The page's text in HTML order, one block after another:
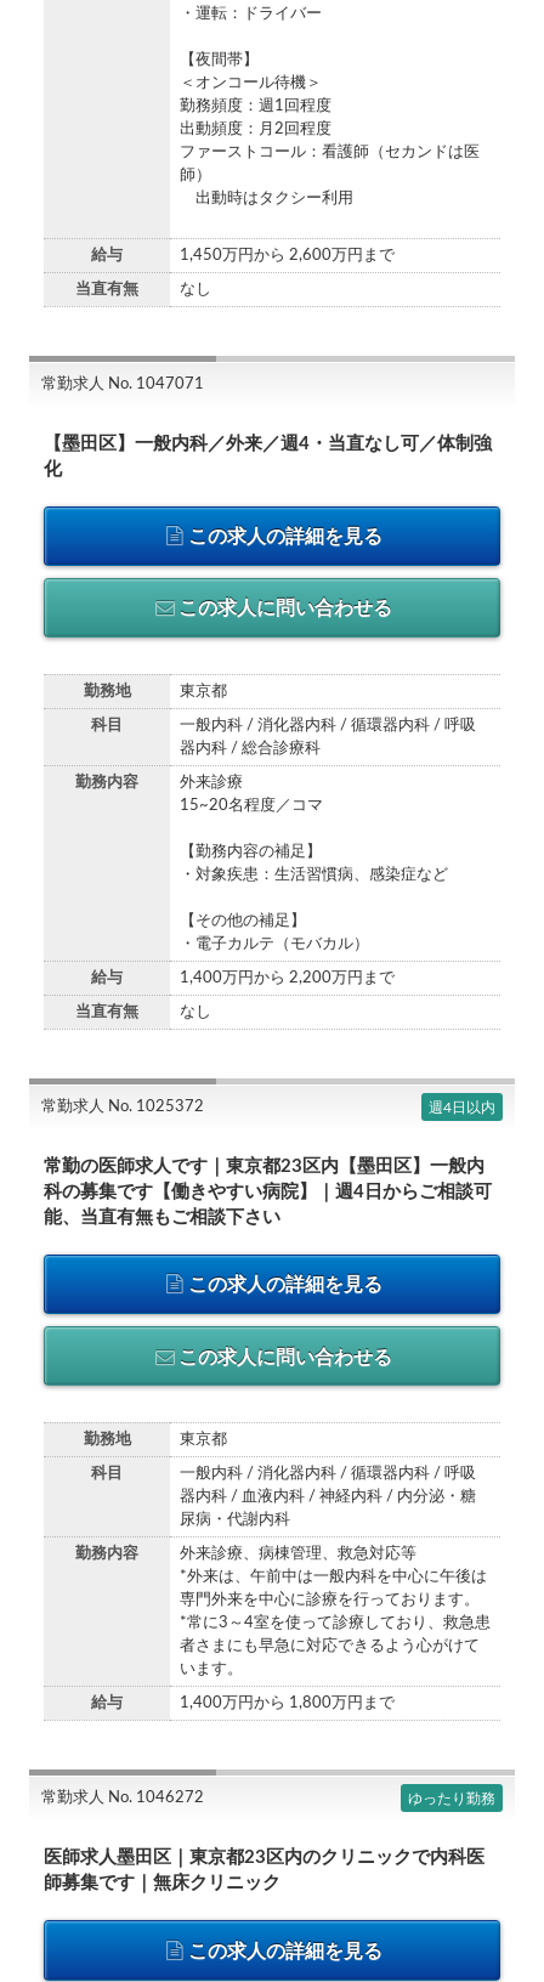
・運転：ドライバー
【夜間帯】
＜オンコール待機＞
勤務頻度：週1回程度
出動頻度：月2回程度
ファーストコール：看護師（セカンドは医
師）
出動時はタクシー利用
給与 1,450万円から 2,600万円まで
当直有無 なし
常勤求人 No. 1047071
【墨田区】一般内科／外来／週4・当直なし可／体制強
化
この求人の詳細を見る
この求人に問い合わせる
勤務地 東京都
科目
一般内科 / 消化器内科 / 循環器内科 / 呼吸
器内科 / 総合診療科
勤務内容
外来診療
15~20名程度／コマ
【勤務内容の補足】
・対象疾患：生活習慣病、感染症など
【その他の補足】
・電子カルテ（モバカル）
給与 1,400万円から 2,200万円まで
当直有無 なし
常勤求人 No. 1025372 週4日以内
常勤の医師求人です｜東京都23区内【墨田区】一般内
科の募集です【働きやすい病院】｜週4日からご相談可
能、当直有無もご相談下さい
この求人の詳細を見る
この求人に問い合わせる
勤務地 東京都
科目
一般内科 / 消化器内科 / 循環器内科 / 呼吸
器内科 / 血液内科 / 神経内科 / 内分泌・糖
尿病・代謝内科
勤務内容
外来診療、病棟管理、救急対応等
*外来は、午前中は一般内科を中心に午後は
専門外来を中心に診療を行っております。
*常に3～4室を使って診療しており、救急患
者さまにも早急に対応できるよう心がけて
います。
給与 1,400万円から 1,800万円まで
常勤求人 No. 1046272 ゆったり勤務
医師求人墨田区｜東京都23区内のクリニックで内科医
師募集です｜無床クリニック
この求人の詳細を見る